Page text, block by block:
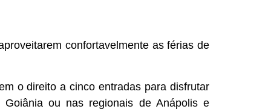
confortavelmente as férias de
o direito a cinco entradas para disfrutar
ou nas regionais de Anápolis e